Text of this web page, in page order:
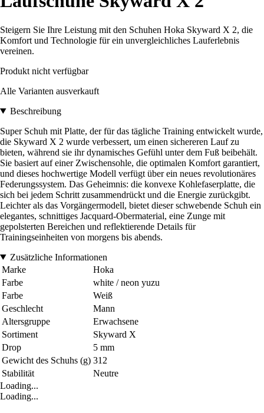
Steigern Sie Ihre Leistung mit den Schuhen Hoka Skyward X 2, die
Komfort und Technologie für ein unvergleichliches Lauferlebnis
vereinen.
Produkt nicht verfügbar
Alle Varianten ausverkauft
Beschreibung
Super Schuh mit Platte, der für das tägliche Training entwickelt wurde,
die Skyward X 2 wurde verbessert, um einen sichereren Lauf zu
bieten, während sie ihr dynamisches Gefühl unter dem Fuß beibehält.
Sie basiert auf einer Zwischensohle, die optimalen Komfort garantiert,
und dieses hochwertige Modell verfügt über ein neues revolutionäres
Federungssystem. Das Geheimnis: die konvexe Kohlefaserplatte, die
sich bei jedem Schritt zusammendrückt und die Energie zurückgibt.
Leichter als das Vorgängermodell, bietet dieser schwebende Schuh ein
elegantes, schnittiges Jacquard-Obermaterial, eine Zunge mit
gepolsterten Bereichen und reflektierende Details für
Trainingseinheiten von morgens bis abends.
Zusätzliche Informationen
Marke
Hoka
Farbe
white / neon yuzu
Farbe
Weiß
Geschlecht
Mann
Altersgruppe
Erwachsene
Sortiment
Skyward X
Drop
5 mm
Gewicht des Schuhs (g) 312
Stabilität
Neutre
Loading...
Loading...